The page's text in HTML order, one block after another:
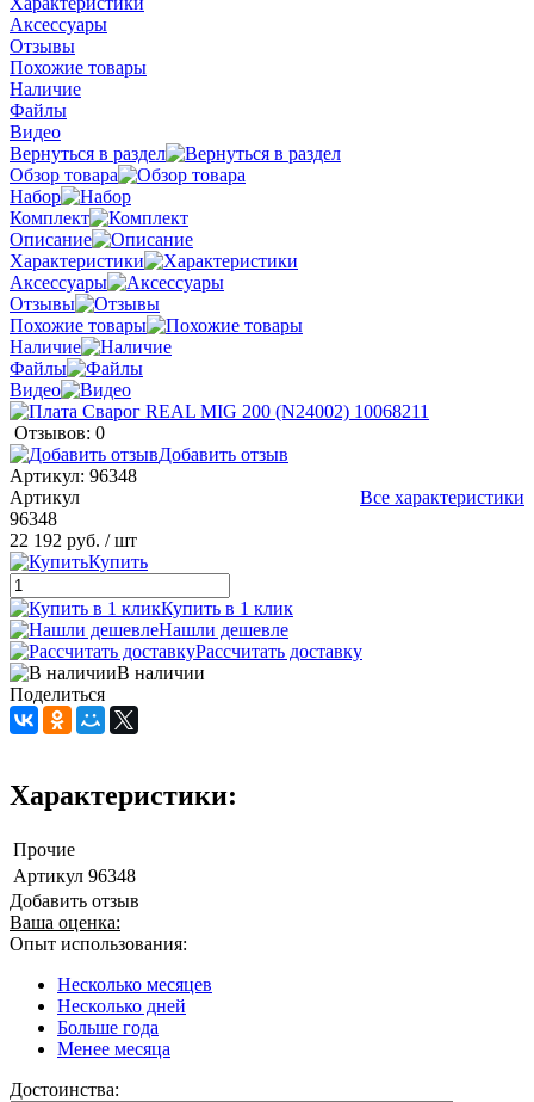
Аксессуары
Отзывы
Похожие товары
Наличие
Файлы
Видео
Вернуться в раздел
Обзор товара
Набор
Комплект
Описание
Характеристики
Аксессуары
Отзывы
Похожие товары
Наличие
Файлы
Видео
Отзывов: 0
Добавить отзыв
Артикул: 96348
Все характеристики
Артикул
96348
22 192 руб. / шт
Купить
Купить в 1 клик
Нашли дешевле
Рассчитать доставку
В наличии
Поделиться
Характеристики:
Прочие
Артикул 96348
Добавить отзыв
Ваша оценка:
Опыт использования:
Несколько месяцев
Несколько дней
Больше года
Менее месяца
Достоинства: